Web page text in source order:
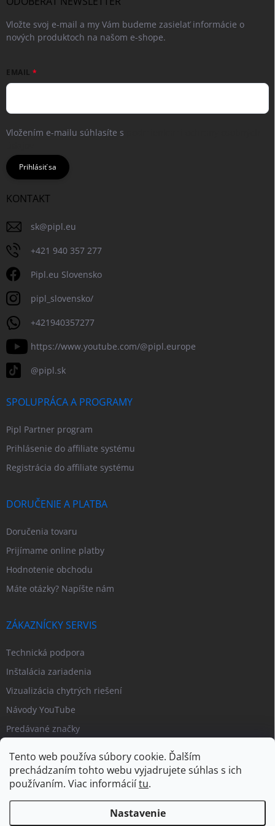
Tento web používa súbory cookie. Ďalším
prechádzaním tohto webu vyjadrujete súhlas s ich
používaním. Viac informáciítu.
Nastavenie
Vložte svoj e-mail a my Vám budeme zasielať informácie o
nových produktoch na našom e-shope.
EMAIL
Vložením e-mailu súhlasíte s
Prihlásiť sa
KONTAKT
sk@pipl.eu
+421 940 357 277
Pipl.eu Slovensko
pipl_slovensko/
+421940357277
https://www.youtube.com/@pipl.europe
@pipl.sk
SPOLUPRÁCA A PROGRAMY
Pipl Partner program
Prihlásenie do affiliate systému
Registrácia do affiliate systému
DORUČENIE A PLATBA
Doručenia tovaru
Prijímame online platby
Hodnotenie obchodu
Máte otázky? Napíšte nám
ZÁKAZNÍCKY SERVIS
Technická podpora
Inštalácia zariadenia
Vizualizácia chytrých riešení
Návody YouTube
Predávané značky